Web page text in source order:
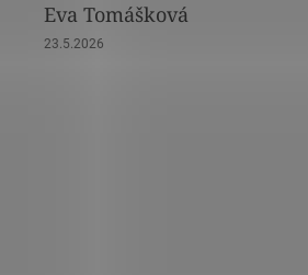
Eva Tomášková
Hodnotenie obchodu je 5 z 5 hviezdičiek.
23.5.2026